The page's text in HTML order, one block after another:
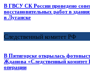
В ГВСУ СК России проведено
восстановительных работ в
в Луганске
Следственный комитет РФ
В Пятигорске открылась
Жданова «Следственный комитет
операции